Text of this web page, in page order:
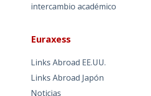
intercambio académico
Euraxess
Links Abroad EE.UU.
Links Abroad Japón
Noticias